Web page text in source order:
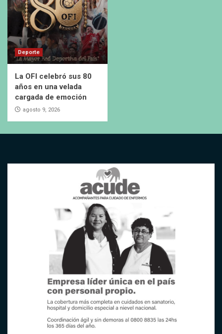
Deporte
La OFI celebró sus 80
años en una velada
cargada de emoción
agosto 9, 2026